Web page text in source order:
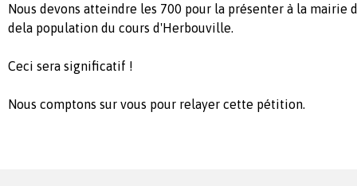
Nous devons atteindre les 700 pour la présenter à la mairie
dela population du cours d'Herbouville.
Ceci sera significatif !
Nous comptons sur vous pour relayer cette pétition.